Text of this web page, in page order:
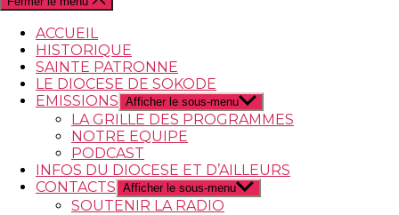
ACCUEIL
HISTORIQUE
SAINTE PATRONNE
LE DIOCESE DE SOKODE
EMISSIONS Afficher le sous-menu
LA GRILLE DES PROGRAMMES
NOTRE EQUIPE
PODCAST
INFOS DU DIOCESE ET D’AILLEURS
CONTACTS Afficher le sous-menu
SOUTENIR LA RADIO